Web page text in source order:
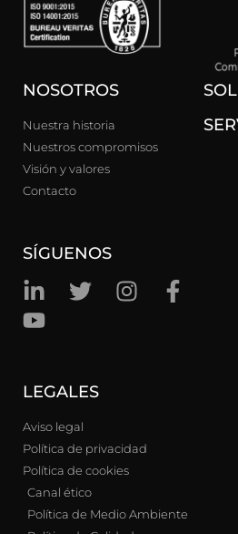
NOSOTROS
Nuestra historia
Nuestros compromisos
Visión y valores
Contacto
SÍGUENOS
LEGALES
Aviso legal
Política de privacidad
Política de cookies
Canal ético
Política de Medio Ambiente